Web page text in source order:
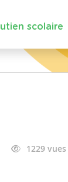
scolaire
1229 vues